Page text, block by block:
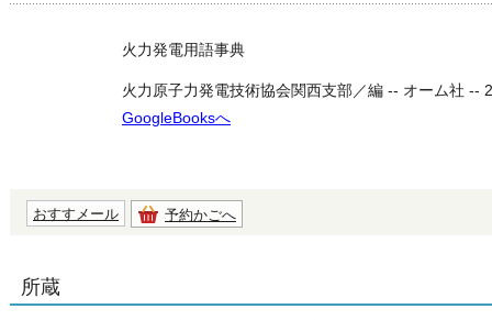
火力発電用語事典
火力原子力発電技術協会関西支部／編 -- オーム社 --
GoogleBooksへ
おすすメール 予約かごへ
所蔵